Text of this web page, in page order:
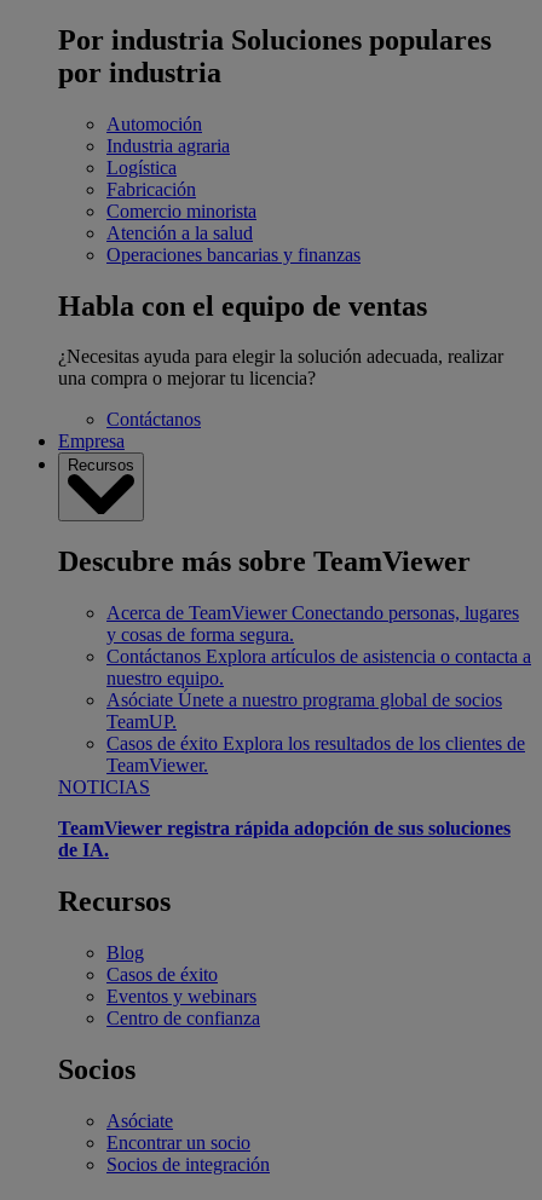
Por industria Soluciones populares
por industria
Automoción
Industria agraria
Logística
Fabricación
Comercio minorista
Atención a la salud
Operaciones bancarias y finanzas
Habla con el equipo de ventas
¿Necesitas ayuda para elegir la solución adecuada, realizar
una compra o mejorar tu licencia?
Contáctanos
Empresa
Recursos
Descubre más sobre TeamViewer
Acerca de TeamViewer Conectando personas, lugares
y cosas de forma segura.
Contáctanos Explora artículos de asistencia o contacta a
nuestro equipo.
Asóciate Únete a nuestro programa global de socios
TeamUP.
Casos de éxito Explora los resultados de los clientes de
TeamViewer.
NOTICIAS
TeamViewer registra rápida adopción de sus soluciones
de IA.
Recursos
Blog
Casos de éxito
Eventos y webinars
Centro de confianza
Socios
Asóciate
Encontrar un socio
Socios de integración